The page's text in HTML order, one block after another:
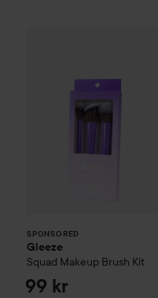
SPONSORED
Gleeze
Squad Makeup Brush Kit
99 kr